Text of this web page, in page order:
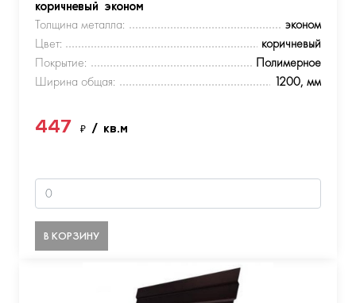
коричневый эконом
Толщина металла:
эконом
Цвет:
коричневый
Покрытие:
Полимерное
Ширина общая:
1200, мм
447 ₽ / кв.м
В КОРЗИНУ